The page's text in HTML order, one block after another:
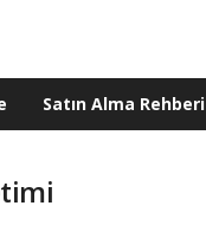
Satın Alma Rehberi